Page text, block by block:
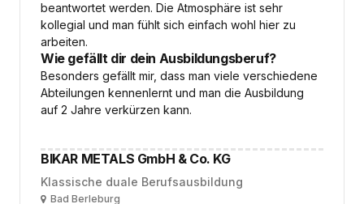
beantwortet werden. Die Atmosphäre ist sehr
kollegial und man fühlt sich einfach wohl hier zu
arbeiten.
Wie gefällt dir dein Ausbildungsberuf?
Besonders gefällt mir, dass man viele verschiedene
Abteilungen kennenlernt und man die Ausbildung
auf 2 Jahre verkürzen kann.
BIKAR METALS GmbH & Co. KG
Klassische duale Berufsausbildung
OrtBad Berleburg